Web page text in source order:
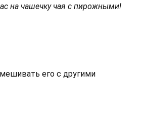
на чашечку чая с пирожными!
его с другими